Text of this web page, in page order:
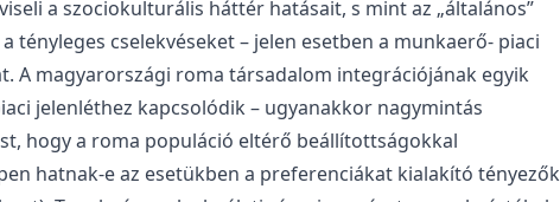
a szociokulturális háttér hatásait, s mint az „általános”
tényleges cselekvéseket – jelen esetben a munkaerő- piaci
A magyarországi roma társadalom integrációjának egyik
jelenléthez kapcsolódik – ugyanakkor nagymintás
hogy a roma populáció eltérő beállítottságokkal
hatnak-e az esetükben a preferenciákat kialakító tényezők